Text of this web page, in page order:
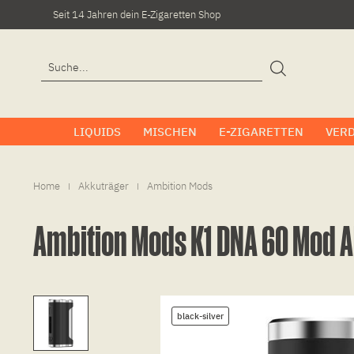
Seit 14 Jahren dein E-Zigaretten Shop
LIQUIDS MISCHEN E-ZIGARETTEN
Home | Akkuträger | Ambition Mods
Ambition Mods K1 DNA 60
black-silver